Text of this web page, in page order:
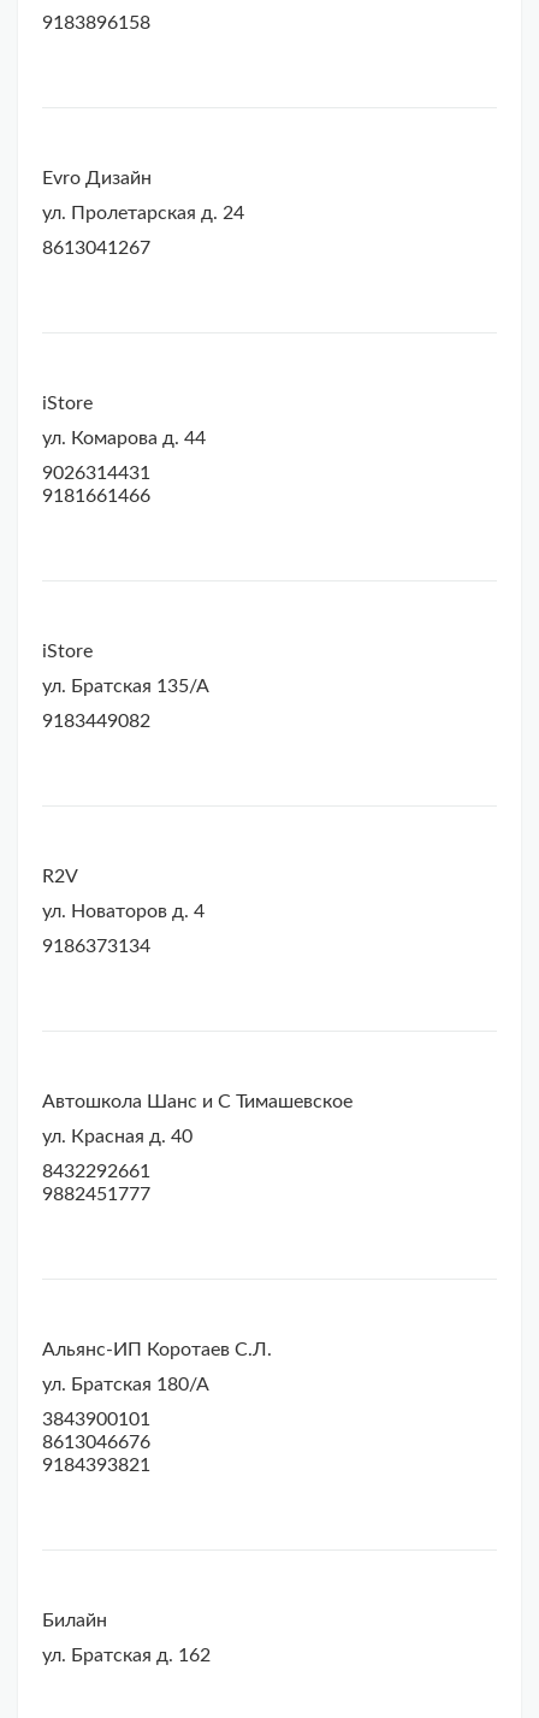
9183896158
Evro Дизайн
ул. Пролетарская д. 24
8613041267
iStore
ул. Комарова д. 44
9026314431
9181661466
iStore
ул. Братская 135/А
9183449082
R2V
ул. Новаторов д. 4
9186373134
Автошкола Шанс и С Тимашевское
ул. Красная д. 40
8432292661
9882451777
Альянс-ИП Коротаев С.Л.
ул. Братская 180/А
3843900101
8613046676
9184393821
Билайн
ул. Братская д. 162